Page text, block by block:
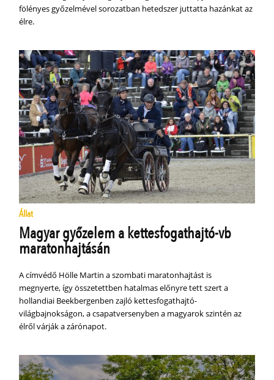
fölényes győzelmével sorozatban hetedszer juttatta hazánkat az
élre.
Állat
Magyar győzelem a kettesfogathajtó-vb
maratonhajtásán
A címvédő Hölle Martin a szombati maratonhajtást is
megnyerte, így összetettben hatalmas előnyre tett szert a
hollandiai Beekbergenben zajló kettesfogathajtó-
világbajnokságon, a csapatversenyben a magyarok szintén az
élről várják a zárónapot.